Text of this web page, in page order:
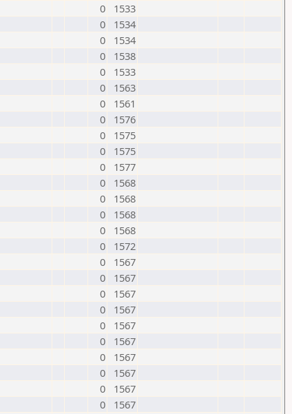
0
1533
0
1534
0
1534
0
1538
0
1533
0
1563
0
1561
0
1576
0
1575
0
1575
0
1577
0
1568
0
1568
0
1568
0
1568
0
1572
0
1567
0
1567
0
1567
0
1567
0
1567
0
1567
0
1567
0
1567
0
1567
0
1567